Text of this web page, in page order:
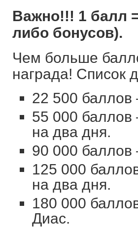
Важно!!! 1 балл
либо бонусов).
Чем больше
награда! Список
22 500 баллов
55 000
на два дня.
90 000 баллов
125 000
на два дня.
180 000
Диас.